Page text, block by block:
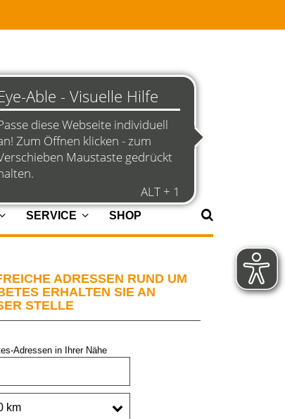
SERVICE SHOP
ADRESSEN RUND UM
ERHALTEN SIE AN
STELLE
Adressen in Ihrer Nähe